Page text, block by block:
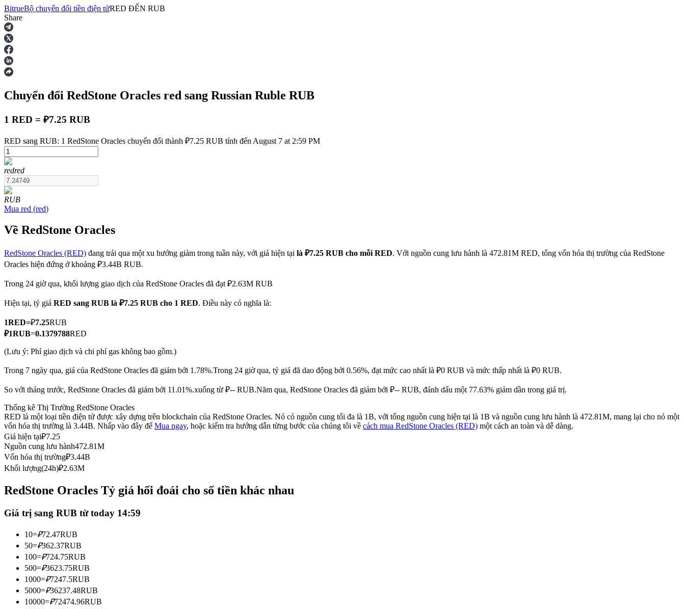
Hợp đồng tương lai
TradFi
Phái sinh cổ phiếu, ngoại hối, kim loại quý và hàng hóa
USDC Futures vĩnh cửu
Futures sử dụng USDC làm tài sản thế chấp
Sao chép Giao dịch
Tham gia cùng các nhà giao dịch hàng đầu
BitrueBộ chuyển đổi tiền điện tửRED ĐẾN RUB
Share
Chuyển đổi RedStone Oracles red sang Russian Ruble RUB
1 RED = ₽7.25 RUB
RED sang RUB: 1 RedStone Oracles chuyển đổi thành ₽7.25 RUB tính đến August 7 at 2:59 PM
redred
RUB
Mua red (red)
Về RedStone Oracles
RedStone Oracles (RED) đang trải qua một xu hướng giảm trong tuần này, với giá hiện tại là ₽7.25 RUB cho mỗi RED. Với nguồn cung lưu hành là 472.81M RED, tổng vốn hóa thị trường của RedStone
Oracles hiện đứng ở khoảng ₽3.44B RUB.
Trong 24 giờ qua, khối lượng giao dịch của RedStone Oracles đã đạt ₽2.63M RUB
Hiện tại, tỷ giá RED sang RUB là ₽7.25 RUB cho 1 RED. Điều này có nghĩa là:
1RED=₽7.25RUB
₽1RUB=0.1379788RED
(Lưu ý: Phí giao dịch và chi phí gas không bao gồm.)
Trong 7 ngày qua, giá của RedStone Oracles đã giảm bởi 1.78%.Trong 24 giờ qua, tỷ giá đã dao động bởi 0.56%, đạt mức cao nhất là ₽0 RUB và mức thấp nhất là ₽0 RUB.
So với tháng trước, RedStone Oracles đã giảm bởi 11.01%.xuống từ ₽-- RUB.Năm qua, RedStone Oracles đã giảm bởi ₽-- RUB, đánh dấu một 77.63% giảm dần trong giá trị.
Thống kê Thị Trường RedStone Oracles
RED là một loại tiền điện tử được xây dựng trên blockchain của RedStone Oracles. Nó có nguồn cung tối đa là 1B, với tổng nguồn cung hiện tại là 1B và nguồn cung lưu hành là 472.81M, mang lại cho nó một
vốn hóa thị trường là 3.44B. Nhấp vào đây để Mua ngay, hoặc kiểm tra hướng dẫn từng bước của chúng tôi về cách mua RedStone Oracles (RED) một cách an toàn và dễ dàng.
Giá hiện tại₽7.25
Nguồn cung lưu hành472.81M
Vốn hóa thị trường₽3.44B
Khối lượng(24h)₽2.63M
RedStone Oracles Tỷ giá hối đoái cho số tiền khác nhau
Giá trị sang RUB từ today 14:59
10=₽72.47RUB
50=₽362.37RUB
100=₽724.75RUB
500=₽3623.75RUB
1000=₽7247.5RUB
5000=₽36237.48RUB
10000=₽72474.96RUB